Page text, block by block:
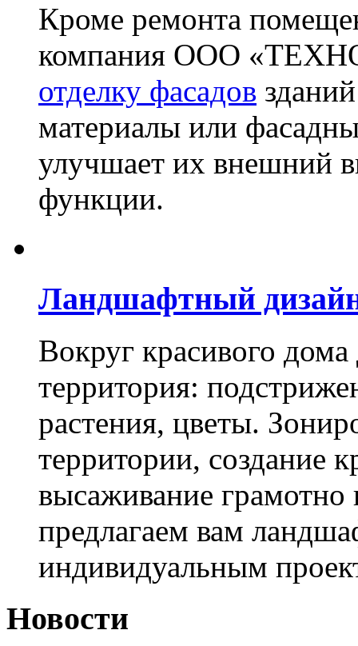
Кроме ремонта
компания ООО
отделку фасадов
материалы или
улучшает их внешний
функции.
Ландшафтный
Вокруг красивого
территория:
растения, цветы.
территории, создание
высаживание
предлагаем вам
индивидуальным
Новости